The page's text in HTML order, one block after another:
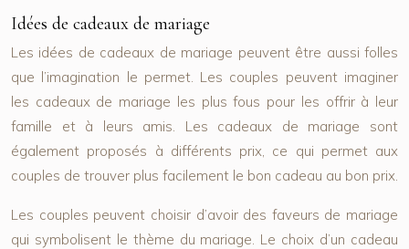
Idées de cadeaux de mariage
Les idées de cadeaux de mariage peuvent être aussi folles
que l’imagination le permet. Les couples peuvent imaginer
les cadeaux de mariage les plus fous pour les offrir à leur
famille et à leurs amis. Les cadeaux de mariage sont
également proposés à différents prix, ce qui permet aux
couples de trouver plus facilement le bon cadeau au bon prix.
Les couples peuvent choisir d’avoir des faveurs de mariage
qui symbolisent le thème du mariage. Le choix d’un cadeau